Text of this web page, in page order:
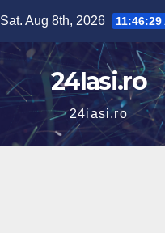
Sat. Aug 8th, 2026 11:46:30
24Iasi.ro
24iasi.ro